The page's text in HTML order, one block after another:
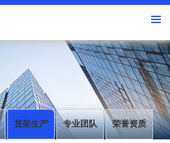
货架生产 专业团队 荣誉资质